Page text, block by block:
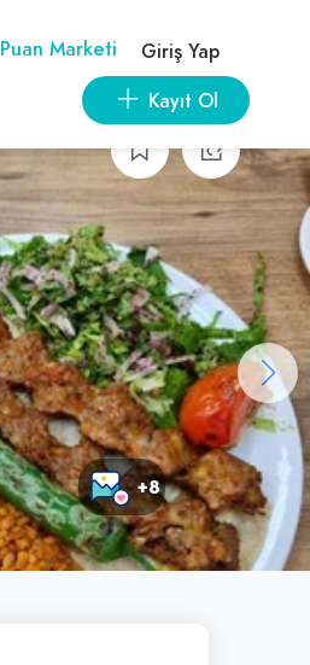
Puan Marketi
Giriş Yap
Kayıt Ol
+8